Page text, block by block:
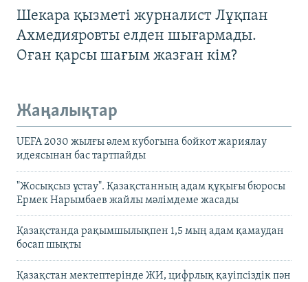
Шекара қызметі журналист Лұқпан
Ахмедияровты елден шығармады.
Оған қарсы шағым жазған кім?
Жаңалықтар
UEFA 2030 жылғы әлем кубогына бойкот жариялау
идеясынан бас тартпайды
"Жосықсыз ұстау". Қазақстанның адам құқығы бюросы
Ермек Нарымбаев жайлы мәлімдеме жасады
Қазақстанда рақымшылықпен 1,5 мың адам қамаудан
босап шықты
Қазақстан мектептерінде ЖИ, цифрлық қауіпсіздік пән